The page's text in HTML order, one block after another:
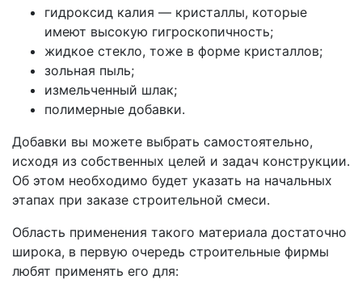
гидроксид калия — кристаллы, которые
имеют высокую гигроскопичность;
жидкое стекло, тоже в форме кристаллов;
зольная пыль;
измельченный шлак;
полимерные добавки.
Добавки вы можете выбрать самостоятельно,
исходя из собственных целей и задач конструкции.
Об этом необходимо будет указать на начальных
этапах при заказе строительной смеси.
Область применения такого материала достаточно
широка, в первую очередь строительные фирмы
любят применять его для: